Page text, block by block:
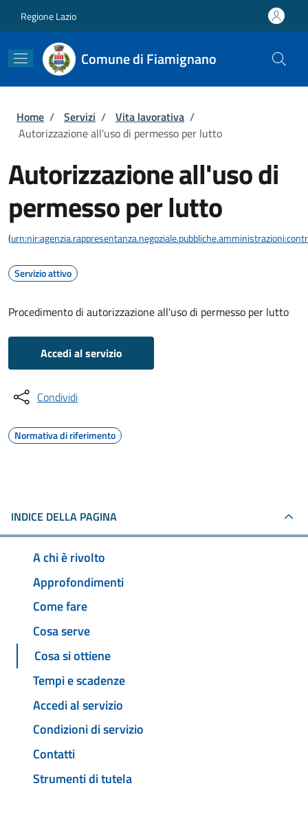
Regione Lazio
Comune di Fiamignano
Briciole di pane
Home / Servizi / Vita lavorativa /
Autorizzazione all'uso di permesso per lutto
Autorizzazione all'uso di
permesso per lutto
(
Servizio attivo
Procedimento di autorizzazione all'uso di permesso per lutto
Accedi al servizio
Condividi
Normativa di riferimento
INDICE DELLA PAGINA
A chi è rivolto
Approfondimenti
Come fare
Cosa serve
Cosa si ottiene
Tempi e scadenze
Accedi al servizio
Condizioni di servizio
Contatti
Strumenti di tutela